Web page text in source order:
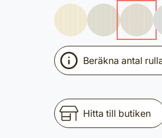
Beräkna antal
Hitta till butiken